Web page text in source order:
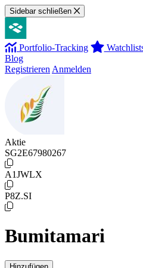
Sidebar schließen
Portfolio-Tracking
Blog
Registrieren Anmelden
Aktie
SG2E67980267
A1JWLX
P8Z.SI
Bumitamari